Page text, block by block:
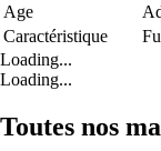
Age
Caractéristique
Loading...
Loading...
Toutes nos